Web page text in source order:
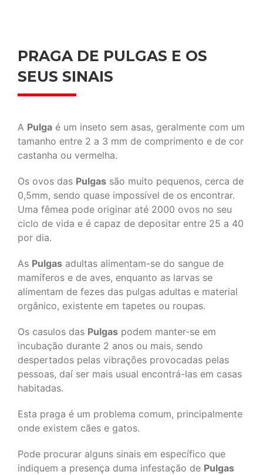
PRAGA DE PULGAS E OS
SEUS SINAIS
A Pulga é um inseto sem asas, geralmente com um
tamanho entre 2 a 3 mm de comprimento e de cor
castanha ou vermelha.
Os ovos das Pulgas são muito pequenos, cerca de
0,5mm, sendo quase impossível de os encontrar.
Uma fêmea pode originar até 2000 ovos no seu
ciclo de vida e é capaz de depositar entre 25 a 40
por dia.
As Pulgas adultas alimentam-se do sangue de
mamíferos e de aves, enquanto as larvas se
alimentam de fezes das pulgas adultas e material
orgânico, existente em tapetes ou roupas.
Os casulos das Pulgas podem manter-se em
incubação durante 2 anos ou mais, sendo
despertados pelas vibrações provocadas pelas
pessoas, daí ser mais usual encontrá-las em casas
habitadas.
Esta praga é um problema comum, principalmente
onde existem cães e gatos.
Pode procurar alguns sinais em específico que
indiquem a presença duma infestação de Pulgas